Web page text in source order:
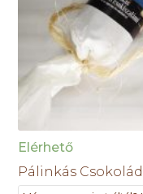
Elérhető
Pálinkás